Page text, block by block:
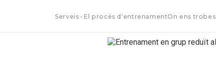
Serveis El procés d'entrenamentOn ens trobes